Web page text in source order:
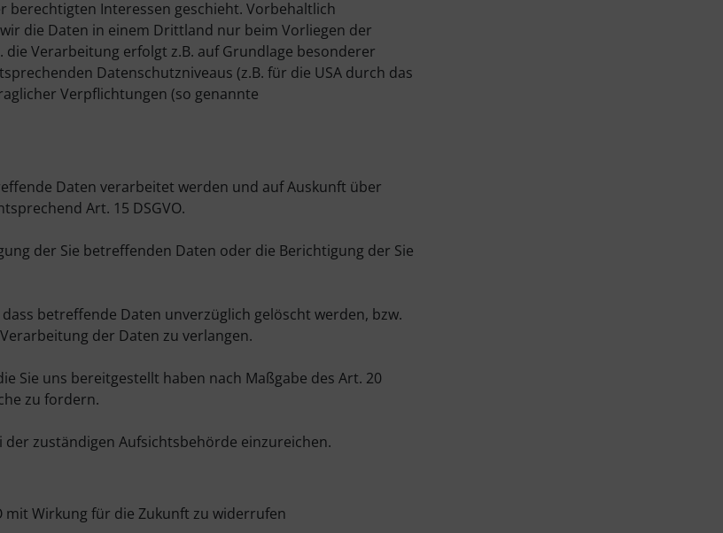
Interessen geschieht. Vorbehaltlich
die Daten in einem Drittland nur beim Vorliegen der
Verarbeitung erfolgt z.B. auf Grundlage besonderer
Datenschutzniveaus (z.B. für die USA durch das
Verpflichtungen (so genannte
Daten verarbeitet werden und auf Auskunft über
Art. 15 DSGVO.
der Sie betreffenden Daten oder die Berichtigung der Sie
betreffende Daten unverzüglich gelöscht werden, bzw.
der Daten zu verlangen.
Sie uns bereitgestellt haben nach Maßgabe des Art. 20
zu fordern.
der zuständigen Aufsichtsbehörde einzureichen.
mit Wirkung für die Zukunft zu widerrufen